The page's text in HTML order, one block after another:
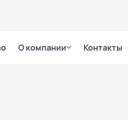
О компании Контакты